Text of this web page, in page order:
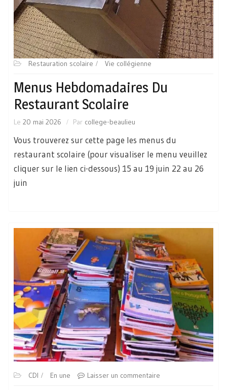
Restauration scolaire Vie collégienne
Menus Hebdomadaires Du
Restaurant Scolaire
Le 20 mai 2026 Par college-beaulieu
Vous trouverez sur cette page les menus du
restaurant scolaire (pour visualiser le menu veuillez
cliquer sur le lien ci-dessous) 15 au 19 juin 22 au 26
juin
CDI En une Laisser un commentaire